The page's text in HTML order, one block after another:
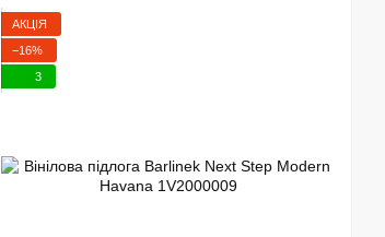
АКЦІЯ
−16%
3